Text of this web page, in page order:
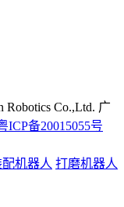
Robotics Co.,Ltd. 广
ICP备20015055号
机器人 打磨机器人